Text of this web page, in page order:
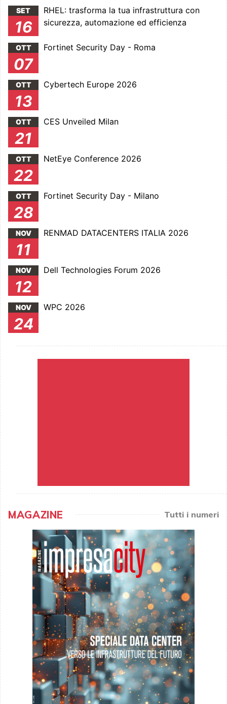
SET
16
RHEL: trasforma la tua infrastruttura con
sicurezza, automazione ed efficienza
OTT
07
Fortinet Security Day - Roma
OTT
13
Cybertech Europe 2026
OTT
21
CES Unveiled Milan
OTT
22
NetEye Conference 2026
OTT
28
Fortinet Security Day - Milano
NOV
11
RENMAD DATACENTERS ITALIA 2026
NOV
12
Dell Technologies Forum 2026
NOV
24
WPC 2026
MAGAZINE Tutti i numeri